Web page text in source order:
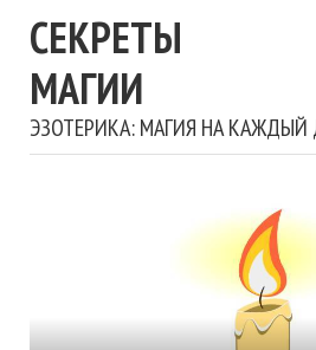
СЕКРЕТЫ
МАГИИ
ЭЗОТЕРИКА: МАГИЯ НА КАЖДЫЙ